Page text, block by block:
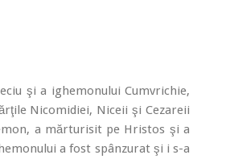
şi a ighemonului Cumvrichie,
Nicomidiei, Niceii şi Cezareii
a mărturisit pe Hristos şi a
a fost spânzurat şi i s-a